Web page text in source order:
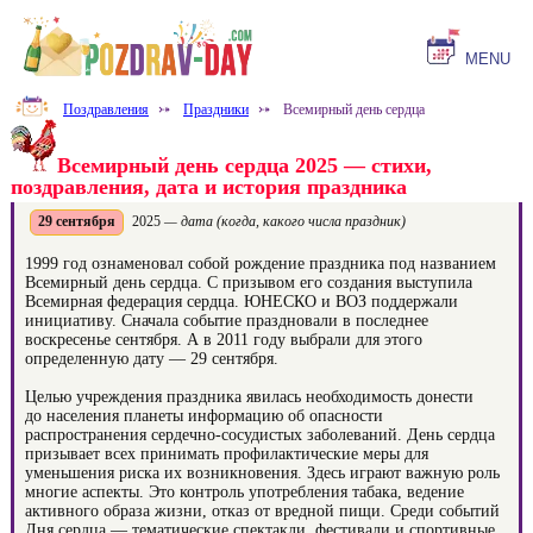
MENU
Поздравления ⤐ Праздники ⤐ Всемирный день сердца
Всемирный день сердца 2025 — стихи,
поздравления, дата и история праздника
29 сентября 2025 — дата (когда, какого числа праздник)
1999 год ознаменовал собой рождение праздника под названием
Всемирный день сердца. С призывом его создания выступила
Всемирная федерация сердца. ЮНЕСКО и ВОЗ поддержали
инициативу. Сначала событие праздновали в последнее
воскресенье сентября. А в 2011 году выбрали для этого
определенную дату — 29 сентября.
Целью учреждения праздника явилась необходимость донести
до населения планеты информацию об опасности
распространения сердечно-сосудистых заболеваний. День сердца
призывает всех принимать профилактические меры для
уменьшения риска их возникновения. Здесь играют важную роль
многие аспекты. Это контроль употребления табака, ведение
активного образа жизни, отказ от вредной пищи. Среди событий